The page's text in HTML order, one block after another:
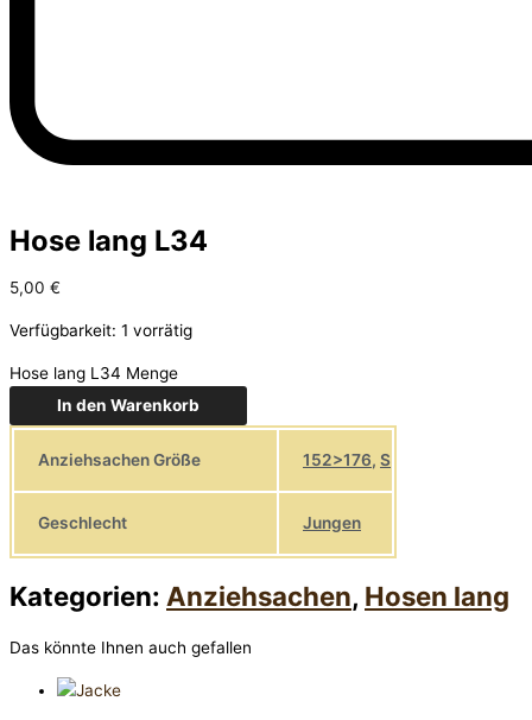
Hose lang L34
5,00 €
Verfügbarkeit: 1 vorrätig
Hose lang L34 Menge
In den Warenkorb
Anziehsachen Größe 152>176, S
Geschlecht Jungen
Kategorien: Anziehsachen, Hosen lang
Das könnte Ihnen auch gefallen